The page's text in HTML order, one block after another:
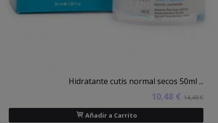
Hidratante cutis normal secos 50ml ...
10,48 € 14,48 €
Añadir a Carrito